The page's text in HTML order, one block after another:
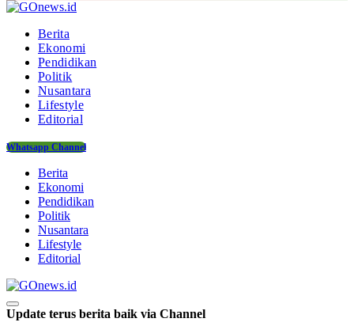
Berita
Ekonomi
Pendidikan
Politik
Nusantara
Lifestyle
Editorial
Whatsapp Channel
Berita
Ekonomi
Pendidikan
Politik
Nusantara
Lifestyle
Editorial
Update terus berita baik via Channel